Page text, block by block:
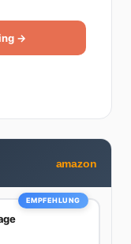
→
amazon
EMPFEHLUNG